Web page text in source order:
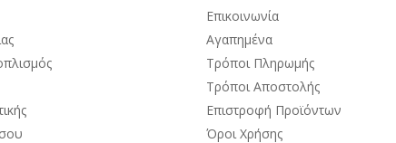
Επικοινωνία
Αγαπημένα
Τρόποι Πληρωμής
Τρόποι Αποστολής
Επιστροφή Προϊόντων
Όροι Χρήσης